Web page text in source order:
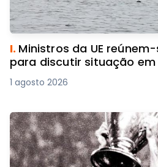
I. Ministros da UE
para discutir situação
1 agosto 2026